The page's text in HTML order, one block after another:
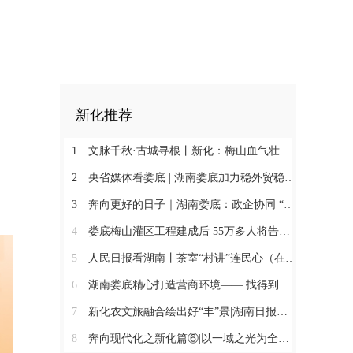
新化推荐
1 文脉千秋·古城寻根丨新化：梅山血气壮此城
2 央省媒体看娄底 | 湖南娄底加力稳外贸稳外资 一季度对外实际投资同比增长174.9%
3 奔向更好的日子｜湖南娄底：政企协同 “基金+保险”破解万人搬迁后扶难题
4 娄底梅山灌区工程建成后 55万多人将告别“靠天喝水”@湖南日报头版
5 人民日报看湖南丨茶室“村讲”连民心（在现场·“村字号”文体活动观察）
6 湖南娄底精心打造营商环境—— 找得到人 听得懂话 办得了事
7 新化农文旅融合绘出好“丰”景|湖南日报市州版头条
8 奔向现代化之新化篇⑥|以一域之光为全局添彩@湖南日报